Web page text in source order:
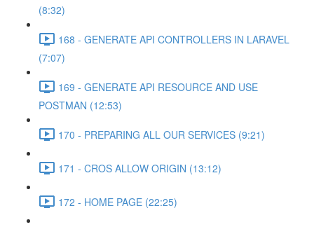
(8:32)
168 - GENERATE API CONTROLLERS IN LARAVEL
(7:07)
169 - GENERATE API RESOURCE AND USE
POSTMAN (12:53)
170 - PREPARING ALL OUR SERVICES (9:21)
171 - CROS ALLOW ORIGIN (13:12)
172 - HOME PAGE (22:25)